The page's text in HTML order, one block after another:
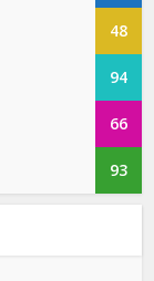
48
94
66
93